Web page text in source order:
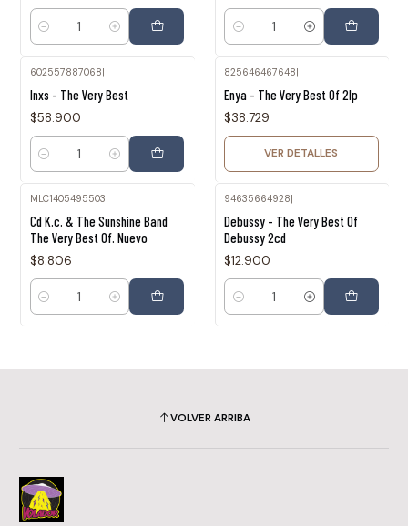
Cantidad Cantidad
602557887068|
Inxs - The Very Best
$58.900
Cantidad
825646467648|
Enya - The Very Best Of 2lp
$38.729
VER DETALLES
MLC1405495503
Cd K.c. & The Sunshine Band
The Very Best Of. Nuevo
$8.806
Cantidad
94635664928
Debussy - The Very Best Of
Debussy 2cd
$12.900
Cantidad
VOLVER ARRIBA